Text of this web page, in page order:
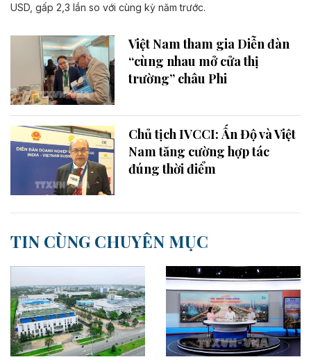
USD, gấp 2,3 lần so với cùng kỳ năm trước.
Việt Nam tham gia Diễn đàn
“cùng nhau mở cửa thị
trường” châu Phi
Chủ tịch IVCCI: Ấn Độ và Việt
Nam tăng cường hợp tác
đúng thời điểm
TIN CÙNG CHUYÊN MỤC